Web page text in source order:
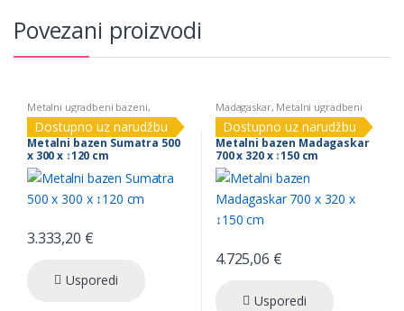
Povezani proizvodi
Metalni ugradbeni bazeni,
Sumatra
Dostupno uz narudžbu
Metalni bazen Sumatra 500
x 300 x ↕120 cm
3.333,20 €
Usporedi
Madagaskar, Metalni ugradbeni
bazeni
Dostupno uz narudžbu
Metalni bazen Madagaskar
700 x 320 x ↕150 cm
4.725,06 €
Usporedi